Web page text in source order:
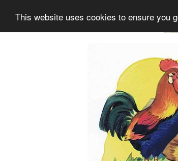
This website uses cookies to ensure you
Information Sammlung